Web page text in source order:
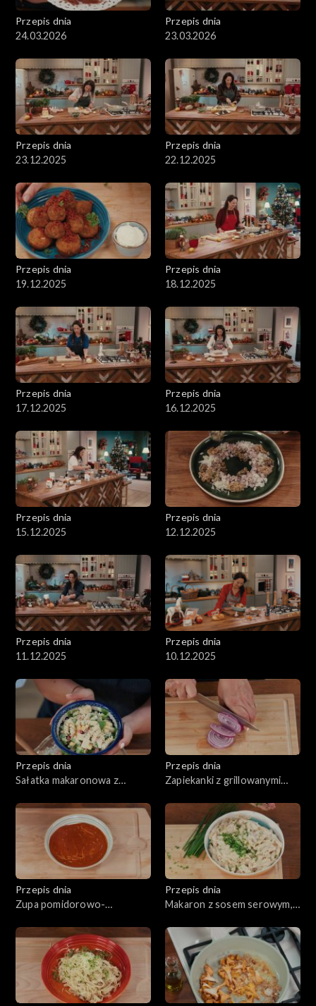
Przepis dnia
24.03.2026
Przepis dnia
23.03.2026
Przepis dnia
23.12.2025
Przepis dnia
22.12.2025
Przepis dnia
19.12.2025
Przepis dnia
18.12.2025
Przepis dnia
17.12.2025
Przepis dnia
16.12.2025
Przepis dnia
15.12.2025
Przepis dnia
12.12.2025
Przepis dnia
11.12.2025
Przepis dnia
10.12.2025
Przepis dnia
Sałatka makaronowa z
kurczakiem i selerem
naciowym
Przepis dnia
Zapiekanki z grillowanymi
Przepis dnia
Zupa pomidorowo-
Przepis dnia
Makaron z sosem serowym,